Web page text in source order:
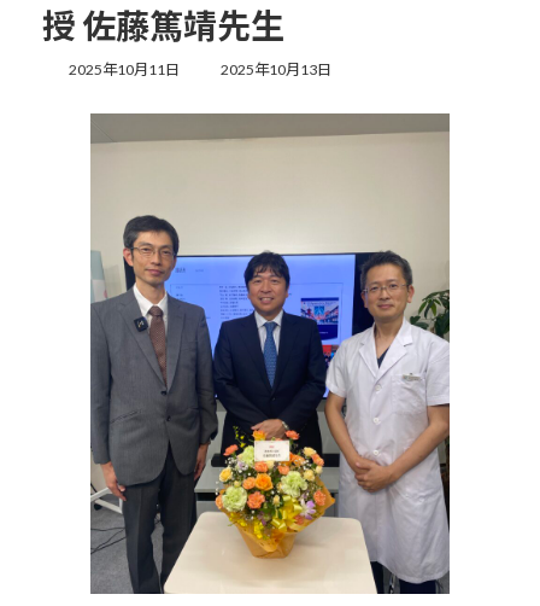
授 佐藤篤靖先生
2025年10月11日
最
更
2025年10月13日